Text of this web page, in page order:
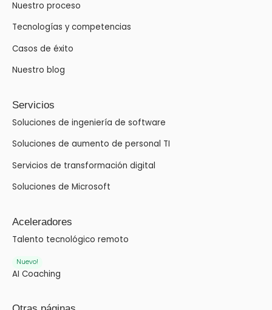
Nuestro proceso
Tecnologías y competencias
Casos de éxito
Nuestro blog
Servicios
Soluciones de ingeniería de software
Soluciones de aumento de personal TI
Servicios de transformación digital
Soluciones de Microsoft
Aceleradores
Talento tecnológico remoto
Nuevo!
AI Coaching